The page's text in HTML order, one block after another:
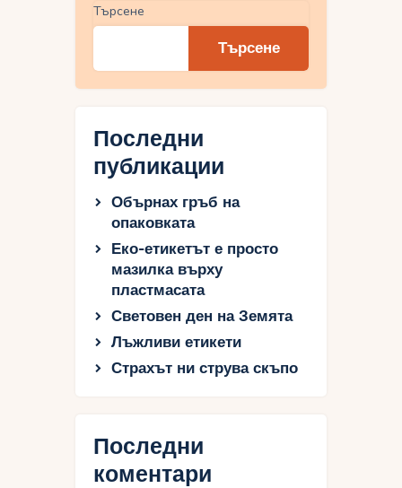
Търсене
Търсене
Последни
публикации
Обърнах гръб на
опаковката
Еко-етикетът е просто
мазилка върху
пластмасата
Световен ден на Земята
Лъжливи етикети
Страхът ни струва скъпо
Последни
коментари